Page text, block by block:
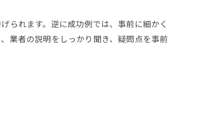
られます。逆に成功例では、事前に細かく
業者の説明をしっかり聞き、疑問点を事前